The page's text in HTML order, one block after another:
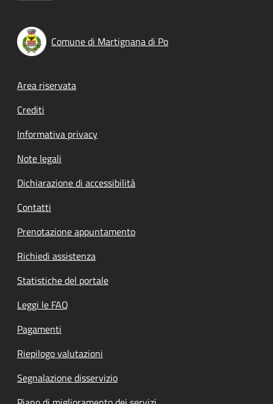
Comune di Martignana di Po
Footer menu
Area riservata
Crediti
Informativa privacy
Note legali
Dichiarazione di accessibilità
Contatti
Prenotazione appuntamento
Richiedi assistenza
Statistiche del portale
Leggi le FAQ
Pagamenti
Riepilogo valutazioni
Segnalazione disservizio